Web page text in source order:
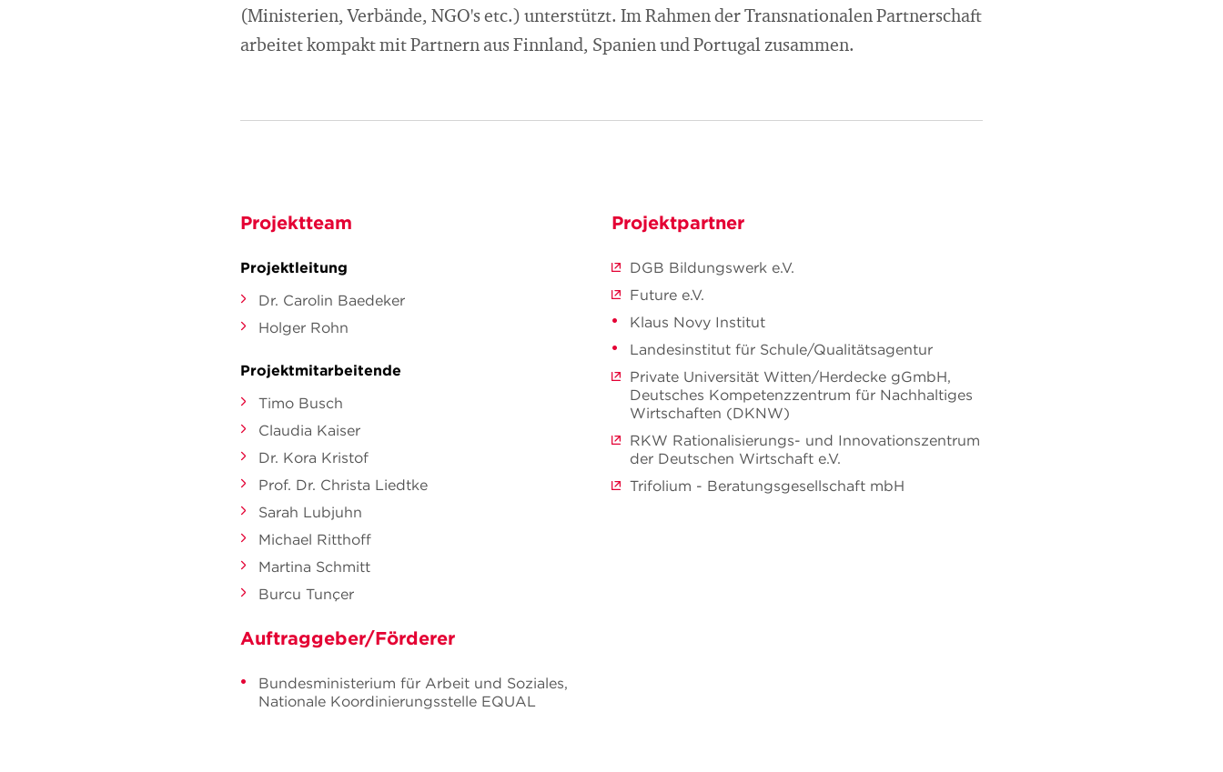
(Ministerien, Verbände, NGO's etc.) unterstützt. Im Rahmen der Transnationalen Partnerschaft
arbeitet kompakt mit Partnern aus Finnland, Spanien und Portugal zusammen.
Projektteam
Projektleitung
Dr. Carolin Baedeker
Holger Rohn
Projektmitarbeitende
Timo Busch
Claudia Kaiser
Dr. Kora Kristof
Prof. Dr. Christa Liedtke
Sarah Lubjuhn
Michael Ritthoff
Martina Schmitt
Burcu Tunçer
Auftraggeber/Förderer
Bundesministerium für Arbeit und Soziales,
Nationale Koordinierungsstelle EQUAL
Projektpartner
DGB Bildungswerk e.V.
Future e.V.
Klaus Novy Institut
Landesinstitut für Schule/Qualitätsagentur
Private Universität Witten/Herdecke gGmbH,
Deutsches Kompetenzzentrum für Nachhaltiges
Wirtschaften (DKNW)
RKW Rationalisierungs- und Innovationszentrum
der Deutschen Wirtschaft e.V.
Trifolium - Beratungsgesellschaft mbH